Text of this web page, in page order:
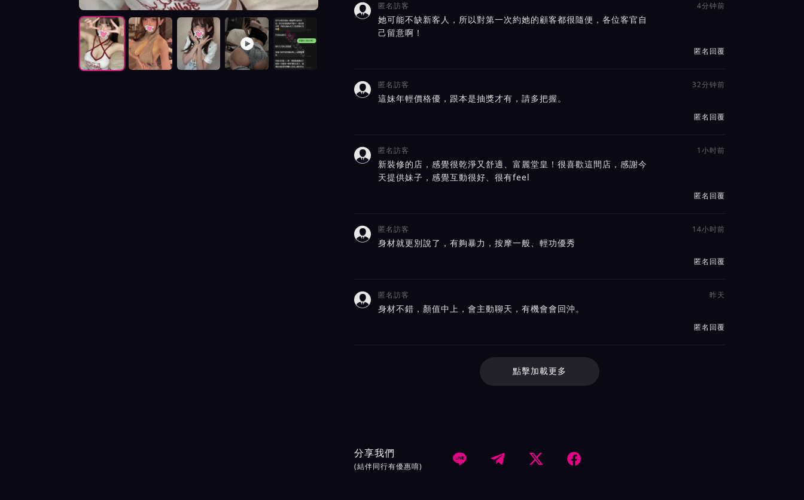
按摩師如如照片展示與影片介紹及客戶評價截屏展示  匿名訪客 4分钟前
她可能不缺新客人，所以對第一次約她的顧客都很隨便，各位客官自
己留意啊！
匿名回覆
 匿名訪客 32分钟前
這妹年輕價格優，跟本是抽獎才有，請多把握。
匿名回覆
 匿名訪客 1小时前
新裝修的店，感覺很乾淨又舒適、富麗堂皇！很喜歡這間店，感謝今
天提供妹子，感覺互動很好、很有feel
匿名回覆
 匿名訪客 14小时前
身材就更別說了，有夠暴力，按摩一般、輕功優秀
匿名回覆
 匿名訪客 昨天
身材不錯，顏值中上，會主動聊天，有機會會回沖。
匿名回覆
點擊加載更多
分享我們
(結伴同行有優惠唷)
   